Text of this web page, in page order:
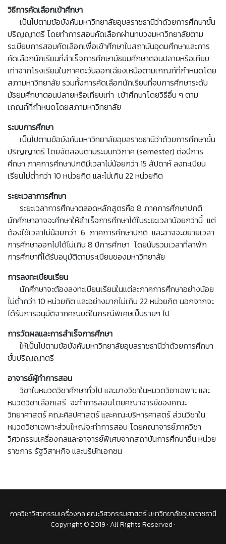
วิธีการคัดเลือกเข้าศึกษา
เป็นไปตามข้อบังคับมหาวิทยาลัยอุบลราชธานีว่าด้วยการศึกษาขั้น
ปริญญาตรี โดยทำการสอบคัดเลือกผ่านทบวงมหาวิทยาลัยตาม
ระเบียบการสอบคัดเลือกเพื่อเข้าศึกษาในสถาบันอุดมศึกษาและการ
คัดเลือกนักเรียนที่สำเร็จการศึกษามัธยมศึกษาตอนปลายหรือเทียบ
เท่าจากโรงเรียนในภาคตะวันออกเฉียงเหนือตามเกณฑ์ที่กำหนดโดย
สภามหาวิทยาลัย รวมทั้งการคัดเลือกนักเรียนที่จบการศึกษาระดับ
มัธยมศึกษาตอนปลายหรือเทียบเท่า เข้าศึกษาโดยวิธีอื่น ๆ ตาม
เกณฑ์ที่กำหนดโดยสภามหาวิทยาลัย
ระบบการศึกษา
เป็นไปตามข้อบังคับมหาวิทยาลัยอุบลราชธานีว่าด้วยการศึกษาขั้น
ปริญญาตรี โดยจัดสอนตามระบบทวิภาค (semester) ต่อปีการ
ศึกษา ภาคการศึกษาปกติมีเวลาไม่น้อยกว่า 15 สัปดาห์ ลงทะเบียน
เรียนไม่ต่ำกว่า 10 หน่วยกิต และไม่เกิน 22 หน่วยกิต
ระยะเวลาการศึกษา
ระยะเวลาการศึกษาตลอดหลักสูตรคือ 8 ภาคการศึกษาปกติ
นักศึกษาอาจจะศึกษาให้สำเร็จการศึกษาได้ในระยะเวลาน้อยกว่านี้ แต่
ต้องใช้เวลาไม่น้อยกว่า 6 ภาคการศึกษาปกติ และอาจจะขยายเวลา
การศึกษาออกไปได้ไม่เกิน 8 ปีการศึกษา โดยนับรวมเวลาที่ลาพัก
การศึกษาที่ได้รับอนุมัติตามระเบียบของมหาวิทยาลัย
การลงทะเบียนเรียน
นักศึกษาจะต้องลงทะเบียนเรียนในแต่ละภาคการศึกษาอย่างน้อย
ไม่ต่ำกว่า 10 หน่วยกิต และอย่างมากไม่เกิน 22 หน่วยกิต นอกจากจะ
ได้รับการอนุมัติจากคณบดีในกรณีพิเศษเป็นรายๆ ไป
การวัดผลและการสำเร็จการศึกษา
ให้เป็นไปตามข้อบังคับมหาวิทยาลัยอุบลราชธานีว่าด้วยการศึกษา
ขั้นปริญญาตรี
อาจารย์ผู้ทำการสอน
วิชาในหมวดวิชาศึกษาทั่วไป และบางวิชาในหมวดวิชาเฉพาะ และ
หมวดวิชาเลือกเสรี จะทำการสอนโดยคณาจารย์ของคณะ
วิทยาศาสตร์ คณะศิลปศาสตร์ และคณะบริหารศาสตร์ ส่วนวิชาใน
หมวดวิชาเฉพาะส่วนใหญ่จะทำการสอน โดยคณาจารย์ภาควิชา
วิศวกรรมเครื่องกลและอาจารย์พิเศษจากสถาบันการศึกษาอื่น หน่วย
ราชการ รัฐวิสาหกิจ และบริษัทเอกชน
ภาควิชาวิศวกรรมเครื่องกล คณะวิศวกรรมศาสตร์ มหาวิทยาลัยอุบลราชธานี
Copyright © 2019 · All Rights Reserved ·